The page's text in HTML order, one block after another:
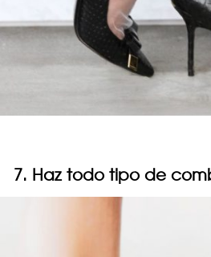
7. Haz todo tipo de